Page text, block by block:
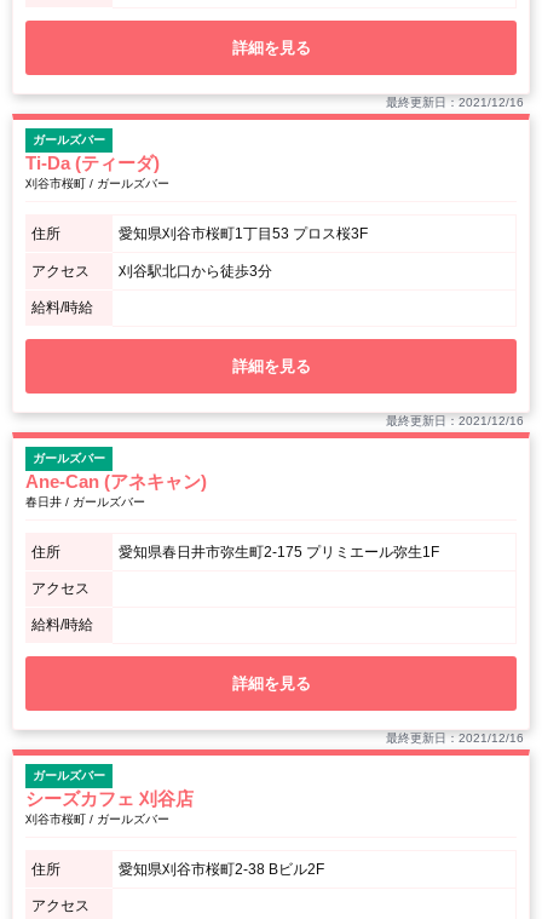
詳細を見る
最終更新日：2021/12/16
ガールズバー
Ti-Da (ティーダ)
刈谷市桜町 / ガールズバー
住所 愛知県刈谷市桜町1丁目53 プロス桜3F
アクセス 刈谷駅北口から徒歩3分
給料/時給
詳細を見る
最終更新日：2021/12/16
ガールズバー
Ane-Can (アネキャン)
春日井 / ガールズバー
住所 愛知県春日井市弥生町2-175 プリミエール弥生1F
アクセス
給料/時給
詳細を見る
最終更新日：2021/12/16
ガールズバー
シーズカフェ 刈谷店
刈谷市桜町 / ガールズバー
住所 愛知県刈谷市桜町2-38 Bビル2F
アクセス